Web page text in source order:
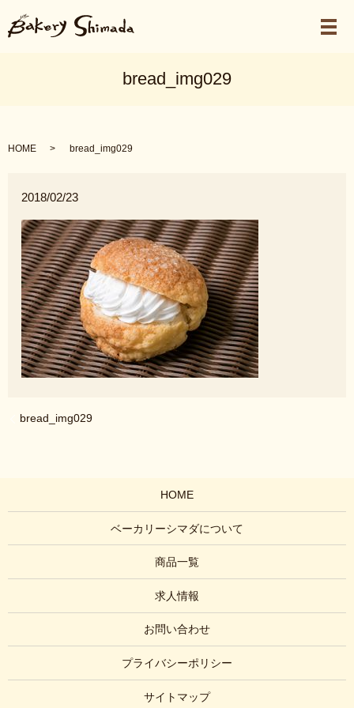
メ
bread_img029
HOME bread_img029
2018/02/23
bread_img029
HOME
ベーカリーシマダについて
商品一覧
求人情報
お問い合わせ
プライバシーポリシー
サイトマップ